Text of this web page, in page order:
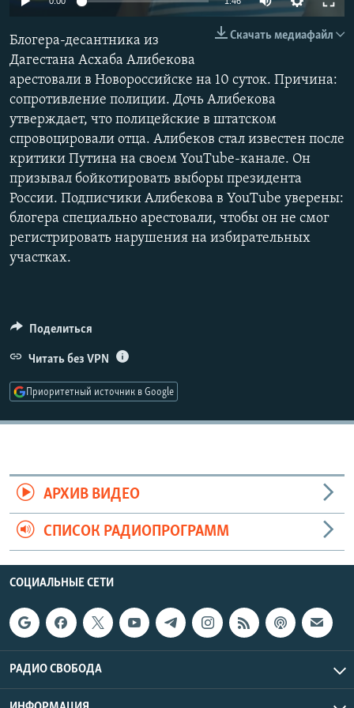
РАСПИСАНИЕ ВЕЩАНИЯ
ПОДПИШИТЕСЬ НА РАССЫЛКУ
СОЦИАЛЬНЫЕ СЕТИ
Все сайты РСЕ/РС
Скачать медиафайл
Блогера-десантника из
Дагестана Асхаба Алибекова
арестовали в Новороссийске на 10 суток. Причина:
сопротивление полиции. Дочь Алибекова
утверждает, что полицейские в штатском
спровоцировали отца. Алибеков стал известен после
критики Путина на своем YouTube-канале. Он
призывал бойкотировать выборы президента
России. Подписчики Алибекова в YouTube уверены:
блогера специально арестовали, чтобы он не смог
регистрировать нарушения на избирательных
участках.
Поделиться
Читать без VPN
Приоритетный источник в Google
АРХИВ ВИДЕО
СПИСОК РАДИОПРОГРАММ
СОЦИАЛЬНЫЕ СЕТИ
РАДИО СВОБОДА